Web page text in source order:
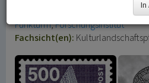
Radioteleskop
Funkturm Forschungsinstitut
Fachsicht(en):